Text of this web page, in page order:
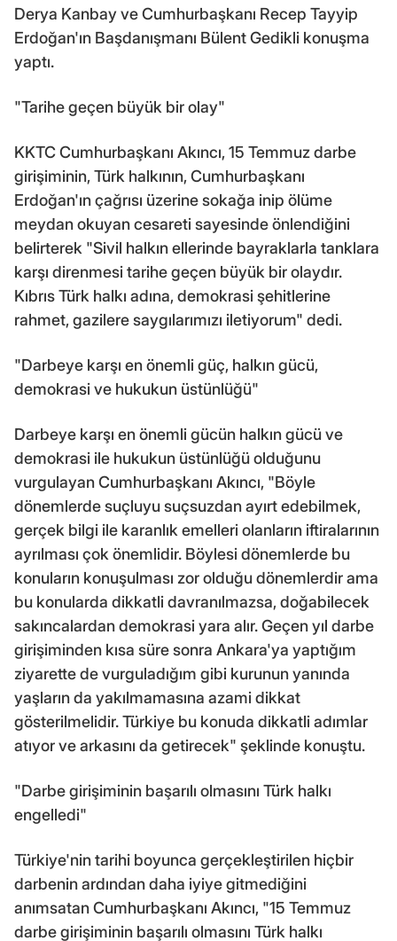
Derya Kanbay ve Cumhurbaşkanı Recep Tayyip
Erdoğan'ın Başdanışmanı Bülent Gedikli konuşma
yaptı.
"Tarihe geçen büyük bir olay"
KKTC Cumhurbaşkanı Akıncı, 15 Temmuz darbe
girişiminin, Türk halkının, Cumhurbaşkanı
Erdoğan'ın çağrısı üzerine sokağa inip ölüme
meydan okuyan cesareti sayesinde önlendiğini
belirterek "Sivil halkın ellerinde bayraklarla tanklara
karşı direnmesi tarihe geçen büyük bir olaydır.
Kıbrıs Türk halkı adına, demokrasi şehitlerine
rahmet, gazilere saygılarımızı iletiyorum" dedi.
"Darbeye karşı en önemli güç, halkın gücü,
demokrasi ve hukukun üstünlüğü"
Darbeye karşı en önemli gücün halkın gücü ve
demokrasi ile hukukun üstünlüğü olduğunu
vurgulayan Cumhurbaşkanı Akıncı, "Böyle
dönemlerde suçluyu suçsuzdan ayırt edebilmek,
gerçek bilgi ile karanlık emelleri olanların iftiralarının
ayrılması çok önemlidir. Böylesi dönemlerde bu
konuların konuşulması zor olduğu dönemlerdir ama
bu konularda dikkatli davranılmazsa, doğabilecek
sakıncalardan demokrasi yara alır. Geçen yıl darbe
girişiminden kısa süre sonra Ankara'ya yaptığım
ziyarette de vurguladığım gibi kurunun yanında
yaşların da yakılmamasına azami dikkat
gösterilmelidir. Türkiye bu konuda dikkatli adımlar
atıyor ve arkasını da getirecek" şeklinde konuştu.
"Darbe girişiminin başarılı olmasını Türk halkı
engelledi"
Türkiye'nin tarihi boyunca gerçekleştirilen hiçbir
darbenin ardından daha iyiye gitmediğini
anımsatan Cumhurbaşkanı Akıncı, "15 Temmuz
darbe girişiminin başarılı olmasını Türk halkı